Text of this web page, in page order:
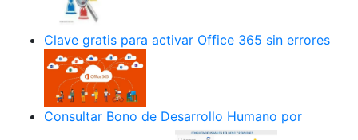
Clave gratis para activar Office 365 sin errores
Consultar Bono de Desarrollo Humano por